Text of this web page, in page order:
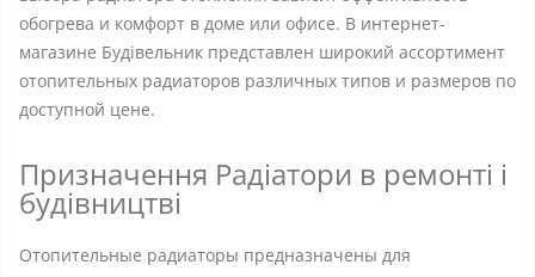
обогрева и комфорт в доме или офисе. В интернет-
магазине Будівельник представлен широкий ассортимент
отопительных радиаторов различных типов и размеров по
доступной цене.
Призначення Радіатори в ремонті і
будівництві
Отопительные радиаторы предназначены для